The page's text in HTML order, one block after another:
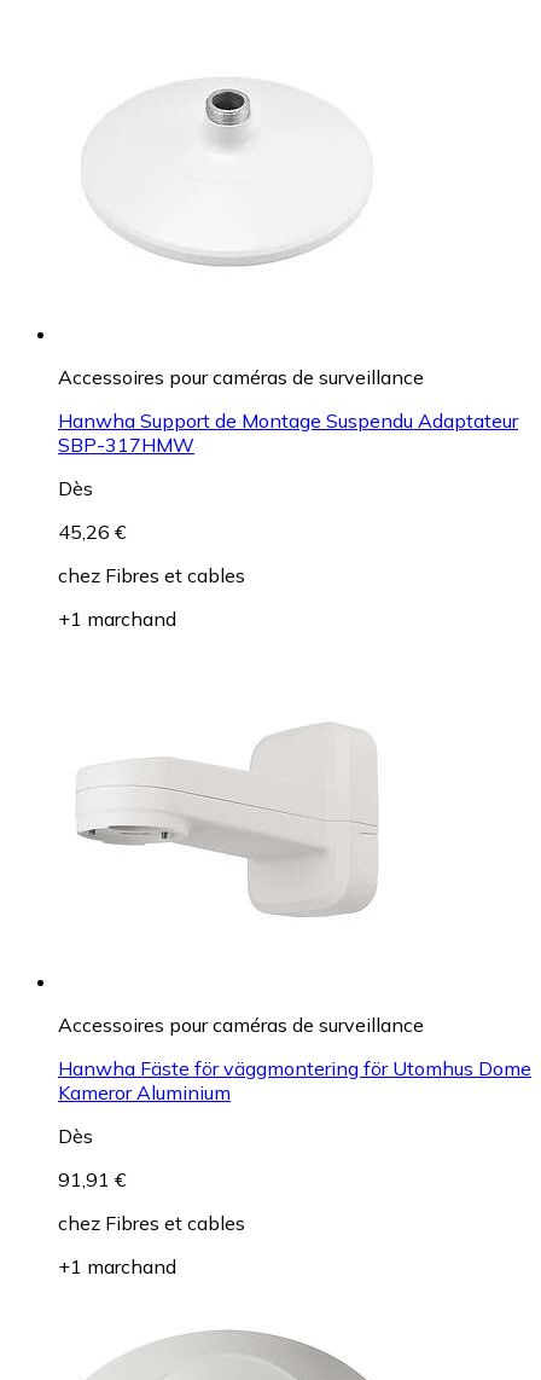
Accessoires pour caméras de surveillance
Hanwha Support de Montage Suspendu Adaptateur
SBP-317HMW
Dès
45,26 €
chez Fibres et cables
+1 marchand
Accessoires pour caméras de surveillance
Hanwha Fäste för väggmontering för Utomhus Dome
Kameror Aluminium
Dès
91,91 €
chez Fibres et cables
+1 marchand